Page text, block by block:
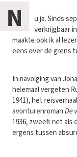
N
u ja. Sinds
verkrijgbaar
maakte ook ik al
eens over de grens
In navolging van
helemaal vergeten
1941), het
avonturenromanDe
1936, zweeft net als
ergens tussen